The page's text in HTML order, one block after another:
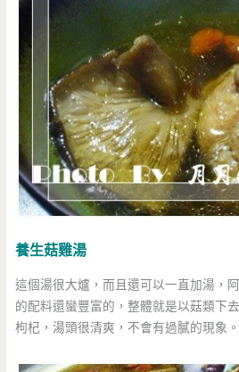
養生菇雞湯
這個湯很大爐，而且還可以一直加湯，
的配料還蠻豐富的，整體就是以菇類下
枸杞，湯頭很清爽，不會有過膩的現象。